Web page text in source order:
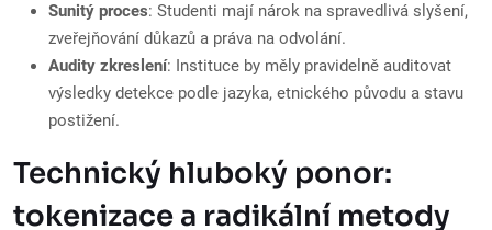
Sunitý proces: Studenti mají nárok na spravedlivá slyšení,
zveřejňování důkazů a práva na odvolání.
Audity zkreslení: Instituce by měly pravidelně auditovat
výsledky detekce podle jazyka, etnického původu a stavu
postižení.
Technický hluboký ponor:
tokenizace a radikální metody